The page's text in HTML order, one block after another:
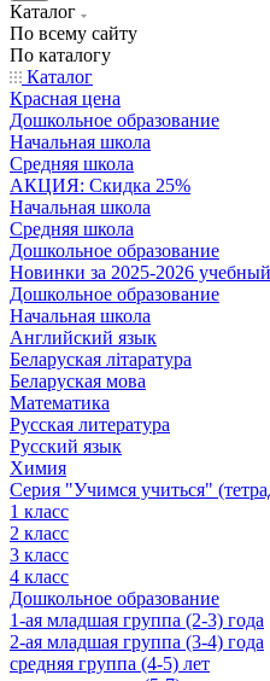
Каталог
По всему сайту
По каталогу
Каталог
Красная цена
Дошкольное образование
Начальная школа
Средняя школа
АКЦИЯ: Скидка 25%
Начальная школа
Средняя школа
Дошкольное образование
Новинки за 2025-2026
Дошкольное образование
Начальная школа
Английский язык
Беларуская літаратура
Беларуская мова
Математика
Русская литература
Русский язык
Химия
Серия "Учимся учиться"
1 класс
2 класс
3 класс
4 класс
Дошкольное образование
1-ая младшая группа (2-3) года
2-ая младшая группа (3-4) года
средняя группа (4-5) лет